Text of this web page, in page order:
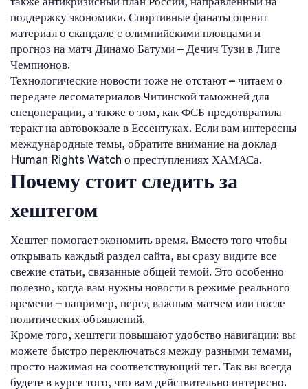
поддержку экономики. Спортивные фанаты оценят
материал о скандале с олимпийскими пловцами и
прогноз на матч Динамо Батуми – Дечич Тузи в Лиге
Чемпионов.
Технологические новости тоже не отстают – читаем о
передаче лесоматериалов Читинской таможней для
спецоперации, а также о том, как ФСБ предотвратила
теракт на автовокзале в Ессентуках. Если вам интересны
международные темы, обратите внимание на доклад
Human Rights Watch о преступлениях ХАМАСа.
Почему стоит следить за
хештегом
Хештег помогает экономить время. Вместо того чтобы
открывать каждый раздел сайта, вы сразу видите все
свежие статьи, связанные общей темой. Это особенно
полезно, когда вам нужны новости в режиме реального
времени – например, перед важным матчем или после
политических объявлений.
Кроме того, хештеги повышают удобство навигации: вы
можете быстро переключаться между разными темами,
просто нажимая на соответствующий тег. Так вы всегда
будете в курсе того, что вам действительно интересно.